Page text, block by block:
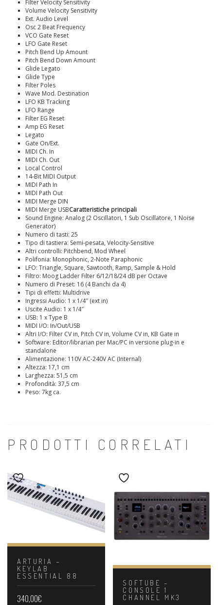
Filter Velocity Sensitivity
Volume Velocity Sensitivity
Ext. Audio Level
Osc 2 Beat Frequency
VCO Gate Reset
LFO Gate Reset
Pitch Bend Up Amount
Pitch Bend Down Amount
Glide Legato
Glide Type
Filter Poles
Wave Mod. Destination
LFO KB Tracking
LFO Range
Filter EG Reset
Amp EG Reset
Legato
Gate On/Ext.
MIDI Ch. In
MIDI Ch. Out
Local Control
14-Bit MIDI Output
MIDI Path In
MIDI Path Out
MIDI Merge DIN
MIDI Merge USBCaratteristiche principali
Sound Engine: Analog (2 Oscillatori, 1 Sub Oscillatore, 1 Noise
Generator)
Numero di tasti: 25
Tipo di tastiera: Semi-pesata, Velocity-Sensitive
Altri controlli: Pitchbend, Mod Wheel
Polifonia: Monophonic, 2-Note Paraphonic
LFO: Triangle, Square, Sawtooth, Ramp, Sample & Hold
Filtro: Moog Ladder Filter 6/12/18/24 dB per Octave
Numero di Preset: 16 (4 Banchi da 4)
Tipi di effetti: Multidrive
Ingressi Audio: 1 x 1/4″ (ext in)
Uscite Audio: 1 x 1/4″
USB: 1 x Type B
MIDI I/O: In/Out/USB
Altri I/O: Filter CV in, Pitch CV in, Volume CV in, KB Gate in
Software: Editor/librarian per Mac/PC in versione plug-in e
standalone
Alimentazione: 110V AC-240V AC (Internal)
Altezza: 17,1 cm
Larghezza: 51,5 cm
Profondità: 37,5 cm
Peso: 7kg ca.
PRODOTTI CORRELATI
ARTURIA –
KEYLAB
ESSENTIAL 88
340,00€
SOFTUBE –
CONSOLE 1
CHANNEL MK3